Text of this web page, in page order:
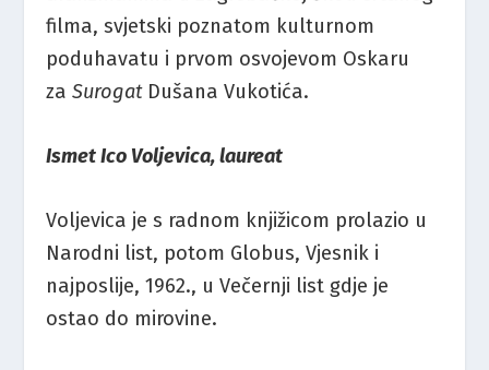
filma, svjetski poznatom kulturnom
poduhavatu i prvom osvojevom Oskaru
zaSurogatDušana Vukotića.
Ismet Ico Voljevica, laureat
Voljevica je s radnom knjižicom prolazio u
Narodni list, potom Globus, Vjesnik i
najposlije, 1962., u Večernji list gdje je
ostao do mirovine.